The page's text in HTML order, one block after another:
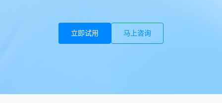
立即试用 马上咨询